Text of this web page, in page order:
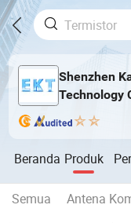
Shenzhen
Technology
Beranda Produk
Semua Antena